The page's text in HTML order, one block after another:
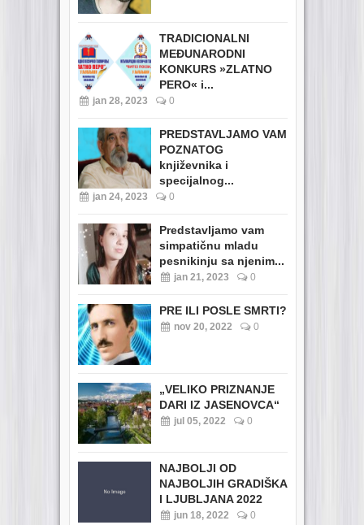
TRADICIONALNI
MEĐUNARODNI
KONKURS »ZLATNO
PERO« i...
jan 28, 2023 0
PREDSTAVLJAMO VAM
POZNATOG
književnika i
specijalnog...
jan 24, 2023 0
Predstavljamo vam
simpatičnu mladu
pesnikinju sa njenim...
jan 21, 2023 0
PRE ILI POSLE SMRTI?
nov 20, 2022 0
„VELIKO PRIZNANJE
DARI IZ JASENOVCA“
jul 05, 2022 0
NAJBOLJI OD
NAJBOLJIH GRADIŠKA
I LJUBLJANA 2022
jun 18, 2022 0